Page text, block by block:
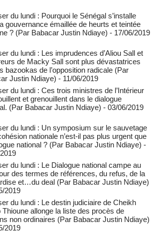
du lundi : Pourquoi le Sénégal s’installe
gouvernance émaillée de heurts et teintée
? (Par Babacar Justin Ndiaye) - 17/06/2019
du lundi : Les imprudences d’Aliou Sall et
de Macky Sall sont plus dévastatrices
bazookas de l’opposition radicale (Par
Justin Ndiaye) - 11/06/2019
du lundi : Ces trois ministres de l’Intérieur
et grenouillent dans le dialogue
(Par Babacar Justin Ndiaye) - 03/06/2019
du lundi : Un symposium sur le sauvetage
nationale n’est-il pas plus urgent que
national ? (Par Babacar Justin Ndiaye) -
du lundi : Le Dialogue national campe au
des termes de références, du refus, de la
et…du deal (Par Babacar Justin Ndiaye)
2019
du lundi : Le destin judiciaire de Cheikh
Thioune allonge la liste des procès de
non ordinaires (Par Babacar Justin Ndiaye)
2019